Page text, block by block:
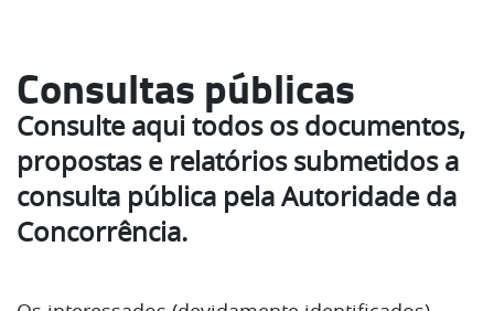
Consultas públicas
Consulte aqui todos os documentos,
propostas e relatórios submetidos a
consulta pública pela Autoridade da
Concorrência.